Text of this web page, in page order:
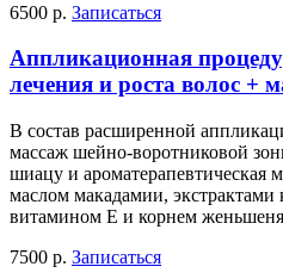
6500 р. Записаться
Аппликационная
лечения и роста волос +
В состав расширенной
массаж шейно-воротниковой
шиацу и ароматерапевтическая
маслом макадамии, экстрактами
витамином Е и корнем
7500 р. Записаться